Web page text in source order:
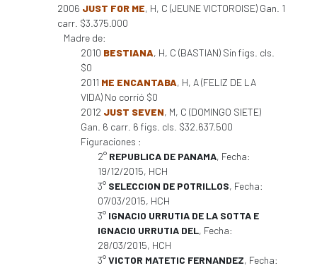
2006 JUST FOR ME, H, C (JEUNE VICTOROISE) Gan. 1
carr. $3.375.000
Madre de:
2010 BESTIANA, H, C (BASTIAN) Sin figs. cls.
$0
2011 ME ENCANTABA, H, A (FELIZ DE LA
VIDA) No corrió $0
2012 JUST SEVEN, M, C (DOMINGO SIETE)
Gan. 6 carr. 6 figs. cls. $32.637.500
Figuraciones :
2° REPUBLICA DE PANAMA, Fecha:
19/12/2015, HCH
3° SELECCION DE POTRILLOS, Fecha:
07/03/2015, HCH
3° IGNACIO URRUTIA DE LA SOTTA E
IGNACIO URRUTIA DEL, Fecha:
28/03/2015, HCH
3°VICTOR MATETIC FERNANDEZ, Fecha: